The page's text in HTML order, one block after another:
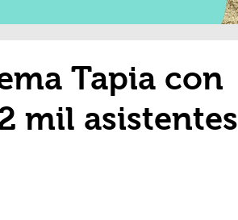
Tapia con
mil asistentes